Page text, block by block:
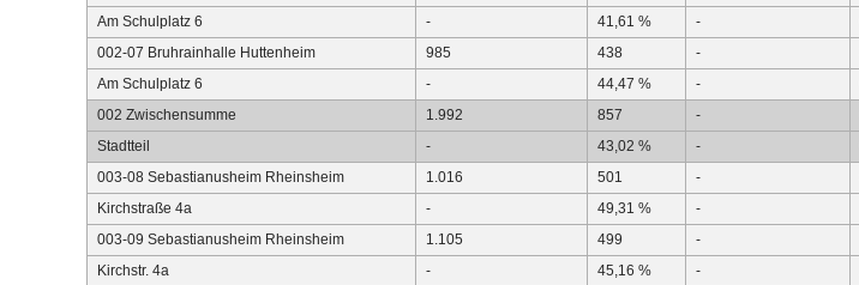
Am Schulplatz 6 - 41,61 % -
002-07 Bruhrainhalle Huttenheim 985 438 -
Am Schulplatz 6 - 44,47 % -
002 Zwischensumme 1.992 857 -
Stadtteil - 43,02 % -
003-08 Sebastianusheim Rheinsheim 1.016 501 -
Kirchstraße 4a - 49,31 % -
003-09 Sebastianusheim Rheinsheim 1.105 499 -
Kirchstr. 4a - 45,16 % -